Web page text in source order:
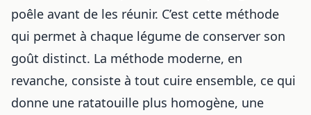
poêle avant de les réunir. C’est cette méthode
qui permet à chaque légume de conserver son
goût distinct. La méthode moderne, en
revanche, consiste à tout cuire ensemble, ce qui
donne une ratatouille plus homogène, une